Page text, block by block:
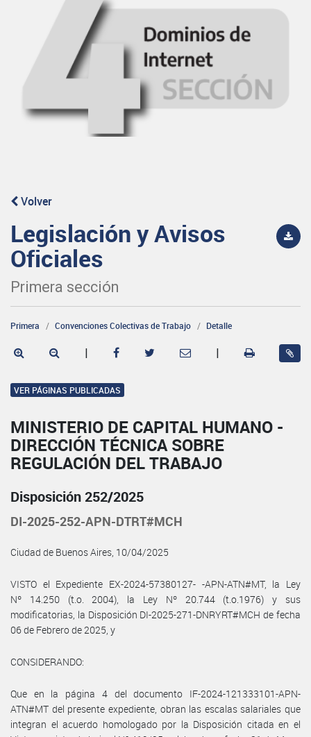
Volver
Legislación y Avisos
Oficiales
Primera sección
Primera Convenciones Colectivas de Trabajo Detalle
| |
VER PÁGINAS PUBLICADAS
MINISTERIO DE CAPITAL HUMANO -
DIRECCIÓN TÉCNICA SOBRE
REGULACIÓN DEL TRABAJO
Disposición 252/2025
DI-2025-252-APN-DTRT#MCH
Ciudad de Buenos Aires, 10/04/2025
VISTO el Expediente EX-2024-57380127- -APN-ATN#MT, la Ley
Nº 14.250 (t.o. 2004), la Ley Nº 20.744 (t.o.1976) y sus
modificatorias, la Disposición DI-2025-271-DNRYRT#MCH de fecha
06 de Febrero de 2025, y
CONSIDERANDO:
Que en la página 4 del documento IF-2024-121333101-APN-
ATN#MT del presente expediente, obran las escalas salariales que
integran el acuerdo homologado por la Disposición citada en el